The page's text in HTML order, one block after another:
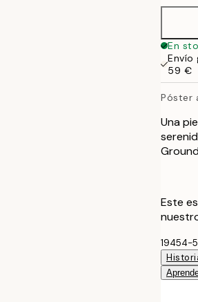
En
59 €
Póster
Una
Este
19454-5